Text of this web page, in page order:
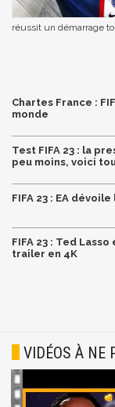
réussit un démarrage
Chartes France :
monde
Test FIFA 23 : la
peu moins, voici
FIFA 23 : EA
FIFA 23 : Ted
trailer en 4K
VIDÉOS À NE